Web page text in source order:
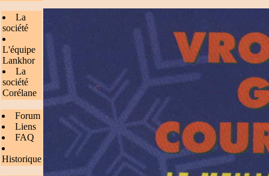
La
société
L'équipe
Lankhor
La
société
Corélane
Forum
Liens
FAQ
Historique